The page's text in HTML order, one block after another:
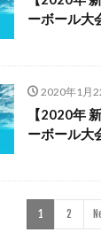
ーボール大
2020年1月
【2020年
ーボール大
1 2